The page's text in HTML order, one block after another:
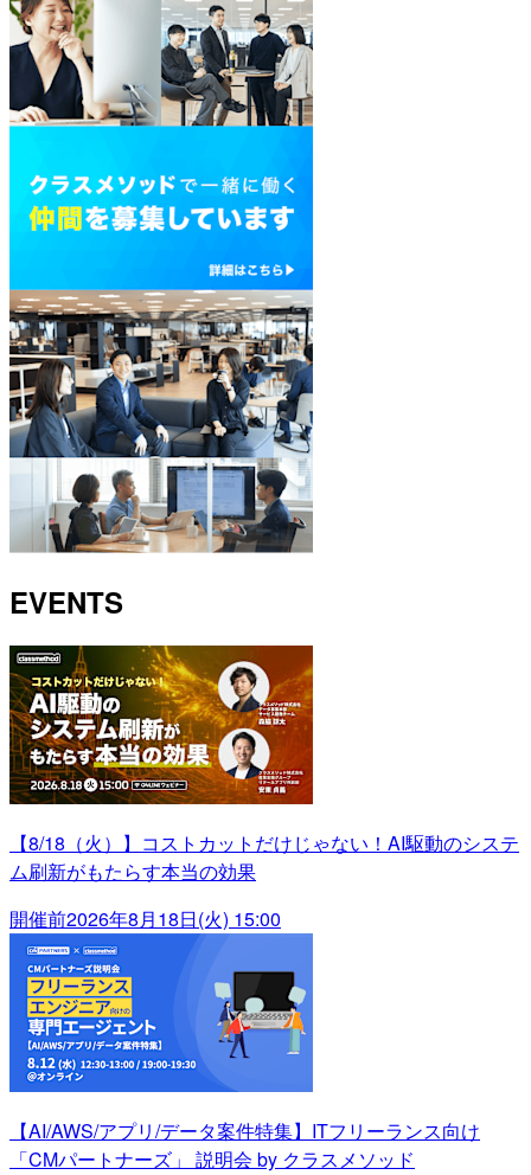
EVENTS
【8/18（火）】コストカットだけじゃない！AI駆動のシステ
ム刷新がもたらす本当の効果
開催前2026年8月18日(火) 15:00
【AI/AWS/アプリ/データ案件特集】ITフリーランス向け
「CMパートナーズ」 説明会 by クラスメソッド